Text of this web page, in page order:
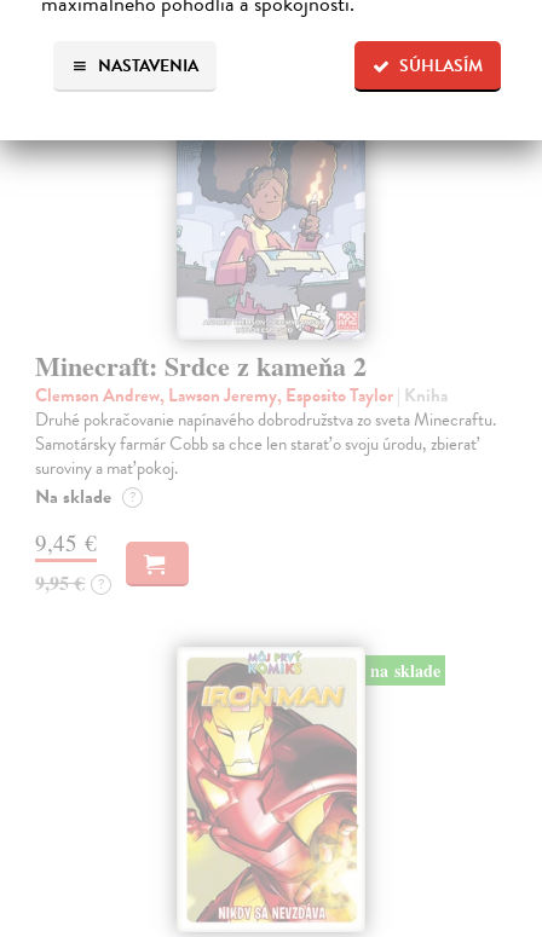
SÚHLASÍM
NASTAVENIA
na sklade
Minecraft: Srdce z kameňa 2
Clemson Andrew, Lawson Jeremy, Esposito Taylor| Kniha
Druhé pokračovanie napínavého dobrodružstva zo sveta Minecraftu.
Samotársky farmár Cobb sa chce len starať o svoju úrodu, zbierať
suroviny a mať pokoj.
Na sklade ?
9,45 €
9,95 € ?
na sklade